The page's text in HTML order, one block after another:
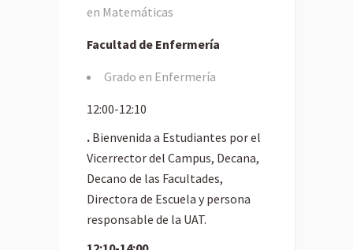
en Matemáticas
Facultad de Enfermería
Grado en Enfermería
12:00-12:10
. Bienvenida a Estudiantes por el
Vicerrector del Campus, Decana,
Decano de las Facultades,
Directora de Escuela y persona
responsable de la UAT.